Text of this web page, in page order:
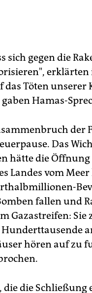
sich gegen die
erklärten
das Töten
Hamas-
der
Das
hätte die
Landes vom
fallen und
Gazastreifen:
hören auf zu
die Schließung